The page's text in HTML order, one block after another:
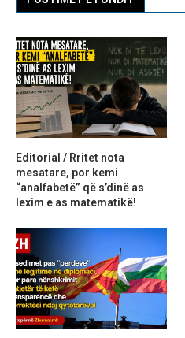
Editorial / Rritet nota
mesatare, por kemi
“analfabetë” që s’dinë as
lexim e as matematikë!